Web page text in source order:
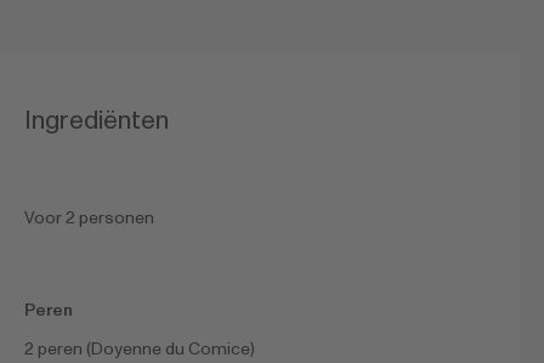
Ingrediënten
Voor 2 personen
Peren
2 peren (Doyenne du Comice)